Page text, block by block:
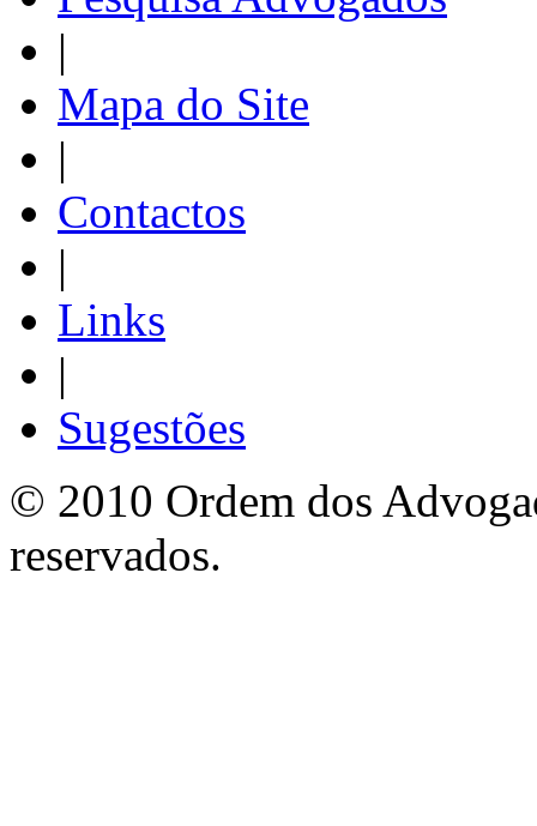
|
Mapa do Site
|
Contactos
|
Links
|
Sugestões
© 2010 Ordem dos
reservados.